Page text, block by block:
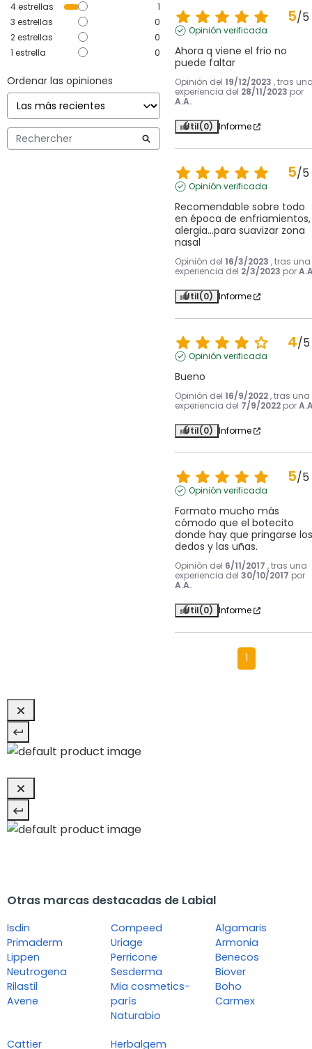
4estrellas
1
3 estrellas
0
2estrellas
0
1 estrella 0
Ordenar las opiniones
5/5
Opinión verificada
Ahora q viene el frio no
puede faltar
Opinión del 19/12/2023 , tras
experiencia del 28/11/2023 por
A.A.
Útil(0) Informe
5/5
Opinión verificada
Recomendable sobre todo
en época de enfriamientos,
alergia...para suavizar zona
nasal
Opinión del 16/3/2023 , tras una
experiencia del 2/3/2023 por
Útil(0) Informe
4/5
Opinión verificada
Bueno
Opinión del 16/9/2022 , tras una
experiencia del 7/9/2022 por
Útil(0) Informe
5/5
Opinión verificada
Formato mucho más
cómodo que el botecito
donde hay que pringarse los
dedos y las uñas.
Opinión del 6/11/2017 , tras una
experiencia del 30/10/2017 por
A.A.
Útil(0) Informe
1
Otras marcas destacadas de Labial
Isdin
Primaderm
Lippen
Neutrogena
Rilastil
Avene
Compeed
Uriage
Perricone
Sesderma
Mia cosmetics-
parís
Naturabio
Algamaris
Armonia
Benecos
Biover
Boho
Carmex
Cattier Herbalgem